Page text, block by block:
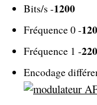
Bits/s -1200
Fréquence 0 -
Fréquence 1 -
Encodage